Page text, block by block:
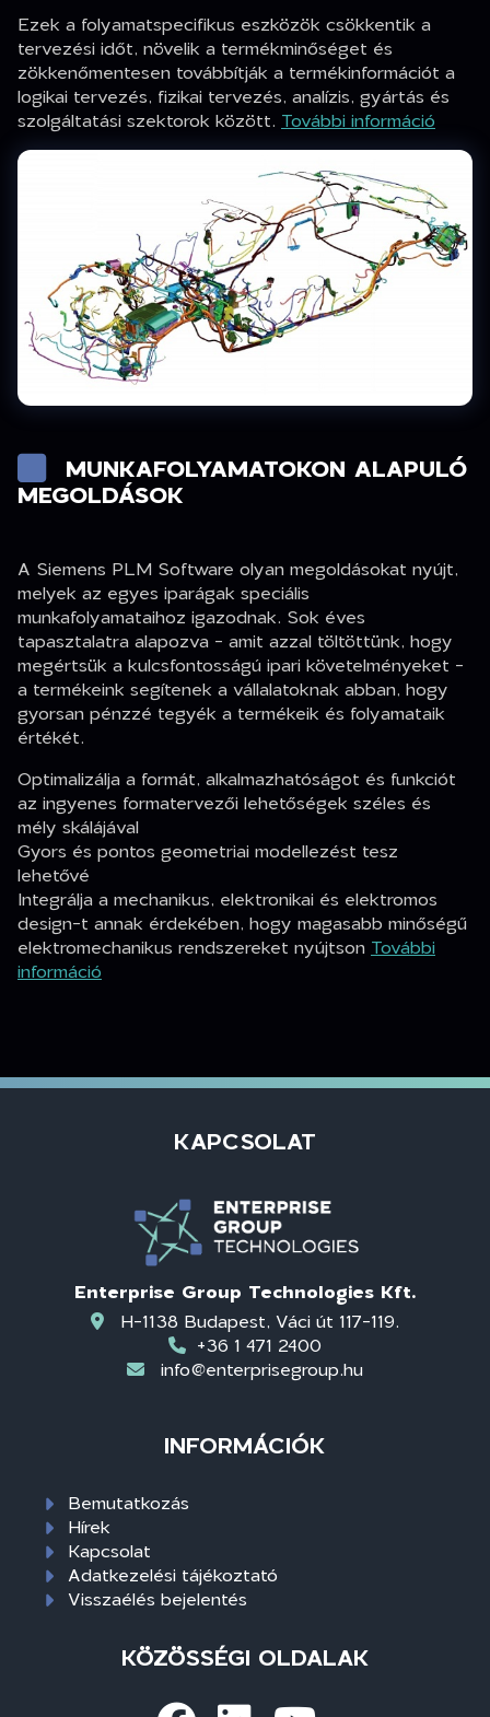
Ezek a folyamatspecifikus eszközök csökkentik a
tervezési időt, növelik a termékminőséget és
zökkenőmentesen továbbítják a termékinformációt a
logikai tervezés, fizikai tervezés, analízis, gyártás és
szolgáltatási szektorok között. További információ
MUNKAFOLYAMATOKON ALAPULÓ
MEGOLDÁSOK
A Siemens PLM Software olyan megoldásokat nyújt,
melyek az egyes iparágak speciális
munkafolyamataihoz igazodnak. Sok éves
tapasztalatra alapozva - amit azzal töltöttünk, hogy
megértsük a kulcsfontosságú ipari követelményeket -
a termékeink segítenek a vállalatoknak abban, hogy
gyorsan pénzzé tegyék a termékeik és folyamataik
értékét.
Optimalizálja a formát, alkalmazhatóságot és funkciót
az ingyenes formatervezői lehetőségek széles és
mély skálájával
Gyors és pontos geometriai modellezést tesz
lehetővé
Integrálja a mechanikus, elektronikai és elektromos
design-t annak érdekében, hogy magasabb minőségű
elektromechanikus rendszereket nyújtson További
információ
KAPCSOLAT
Enterprise Group Technologies Kft.
H-1138 Budapest, Váci út 117-119.
+36 1 471 2400
info@enterprisegroup.hu
INFORMÁCIÓK
Bemutatkozás
Hírek
Kapcsolat
Adatkezelési tájékoztató
Visszaélés bejelentés
KÖZÖSSÉGI OLDALAK